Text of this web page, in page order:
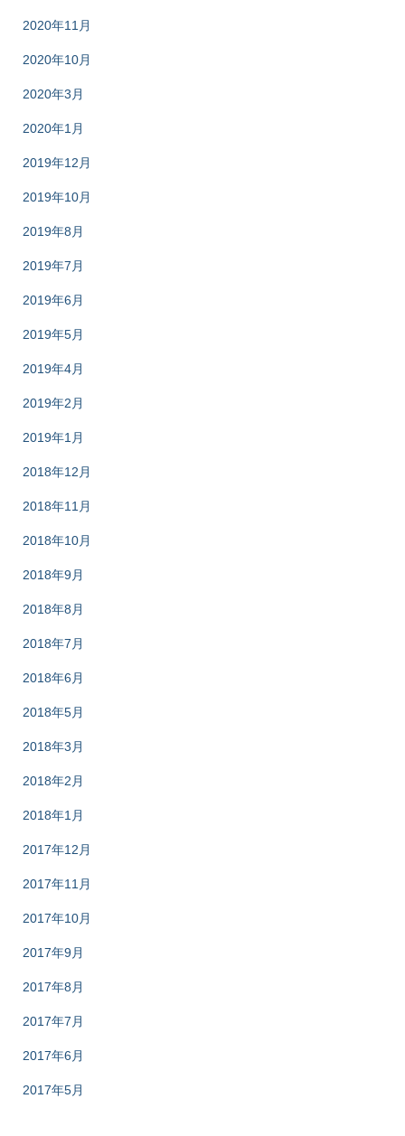
2020年11月
2020年10月
2020年3月
2020年1月
2019年12月
2019年10月
2019年8月
2019年7月
2019年6月
2019年5月
2019年4月
2019年2月
2019年1月
2018年12月
2018年11月
2018年10月
2018年9月
2018年8月
2018年7月
2018年6月
2018年5月
2018年3月
2018年2月
2018年1月
2017年12月
2017年11月
2017年10月
2017年9月
2017年8月
2017年7月
2017年6月
2017年5月